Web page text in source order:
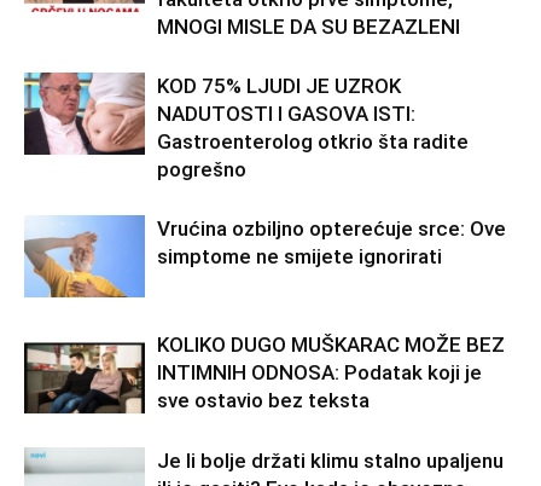
MNOGI MISLE DA SU BEZAZLENI
KOD 75% LJUDI JE UZROK
NADUTOSTI I GASOVA ISTI:
Gastroenterolog otkrio šta radite
pogrešno
Vrućina ozbiljno opterećuje srce: Ove
simptome ne smijete ignorirati
KOLIKO DUGO MUŠKARAC MOŽE BEZ
INTIMNIH ODNOSA: Podatak koji je
sve ostavio bez teksta
Je li bolje držati klimu stalno upaljenu